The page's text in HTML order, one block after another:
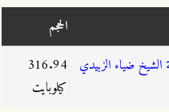
الحجم
الشيخ ضياء الزبيدي 316.94
كيلوبايت